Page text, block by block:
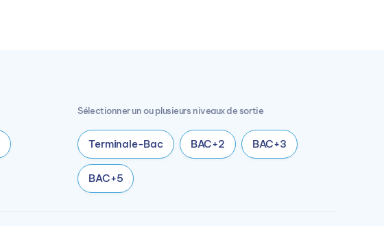
Sélectionner un ou plusieurs niveaux de sortie
Terminale-Bac BAC+2 BAC+3
BAC+5